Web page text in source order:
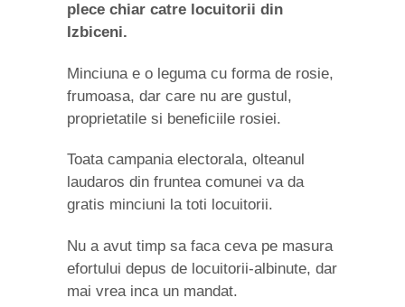
plece chiar catre locuitorii din
Izbiceni.
Minciuna e o leguma cu forma de rosie,
frumoasa, dar care nu are gustul,
proprietatile si beneficiile rosiei.
Toata campania electorala, olteanul
laudaros din fruntea comunei va da
gratis minciuni la toti locuitorii.
Nu a avut timp sa faca ceva pe masura
efortului depus de locuitorii-albinute, dar
mai vrea inca un mandat.